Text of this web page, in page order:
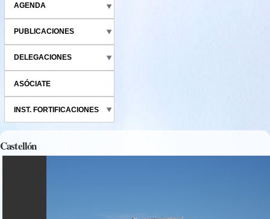
AGENDA
PUBLICACIONES
DELEGACIONES
ASÓCIATE
INST. FORTIFICACIONES
Castellón